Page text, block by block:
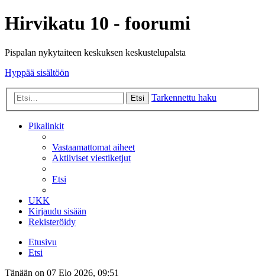
Hirvikatu 10 - foorumi
Pispalan nykytaiteen keskuksen keskustelupalsta
Hyppää sisältöön
Etsi Tarkennettu haku
Pikalinkit
Vastaamattomat aiheet
Aktiiviset viestiketjut
Etsi
UKK
Kirjaudu sisään
Rekisteröidy
Etusivu
Etsi
Tänään on 07 Elo 2026, 09:51